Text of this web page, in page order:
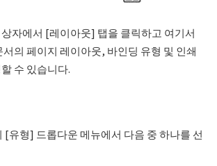
자에서 [레이아웃] 탭을 클릭하고 여기서
서의 페이지 레이아웃, 바인딩 유형 및 인쇄
수 있습니다.
유형] 드롭다운 메뉴에서 다음 중 하나를 선